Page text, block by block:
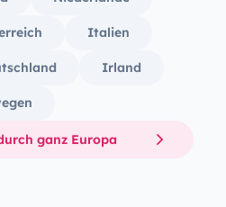
Italien
Irland
ganz Europa